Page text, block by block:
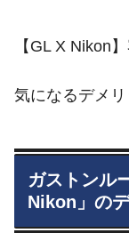
【GL X Nikon
気になるデメリ
ガストンル
Nikon」の